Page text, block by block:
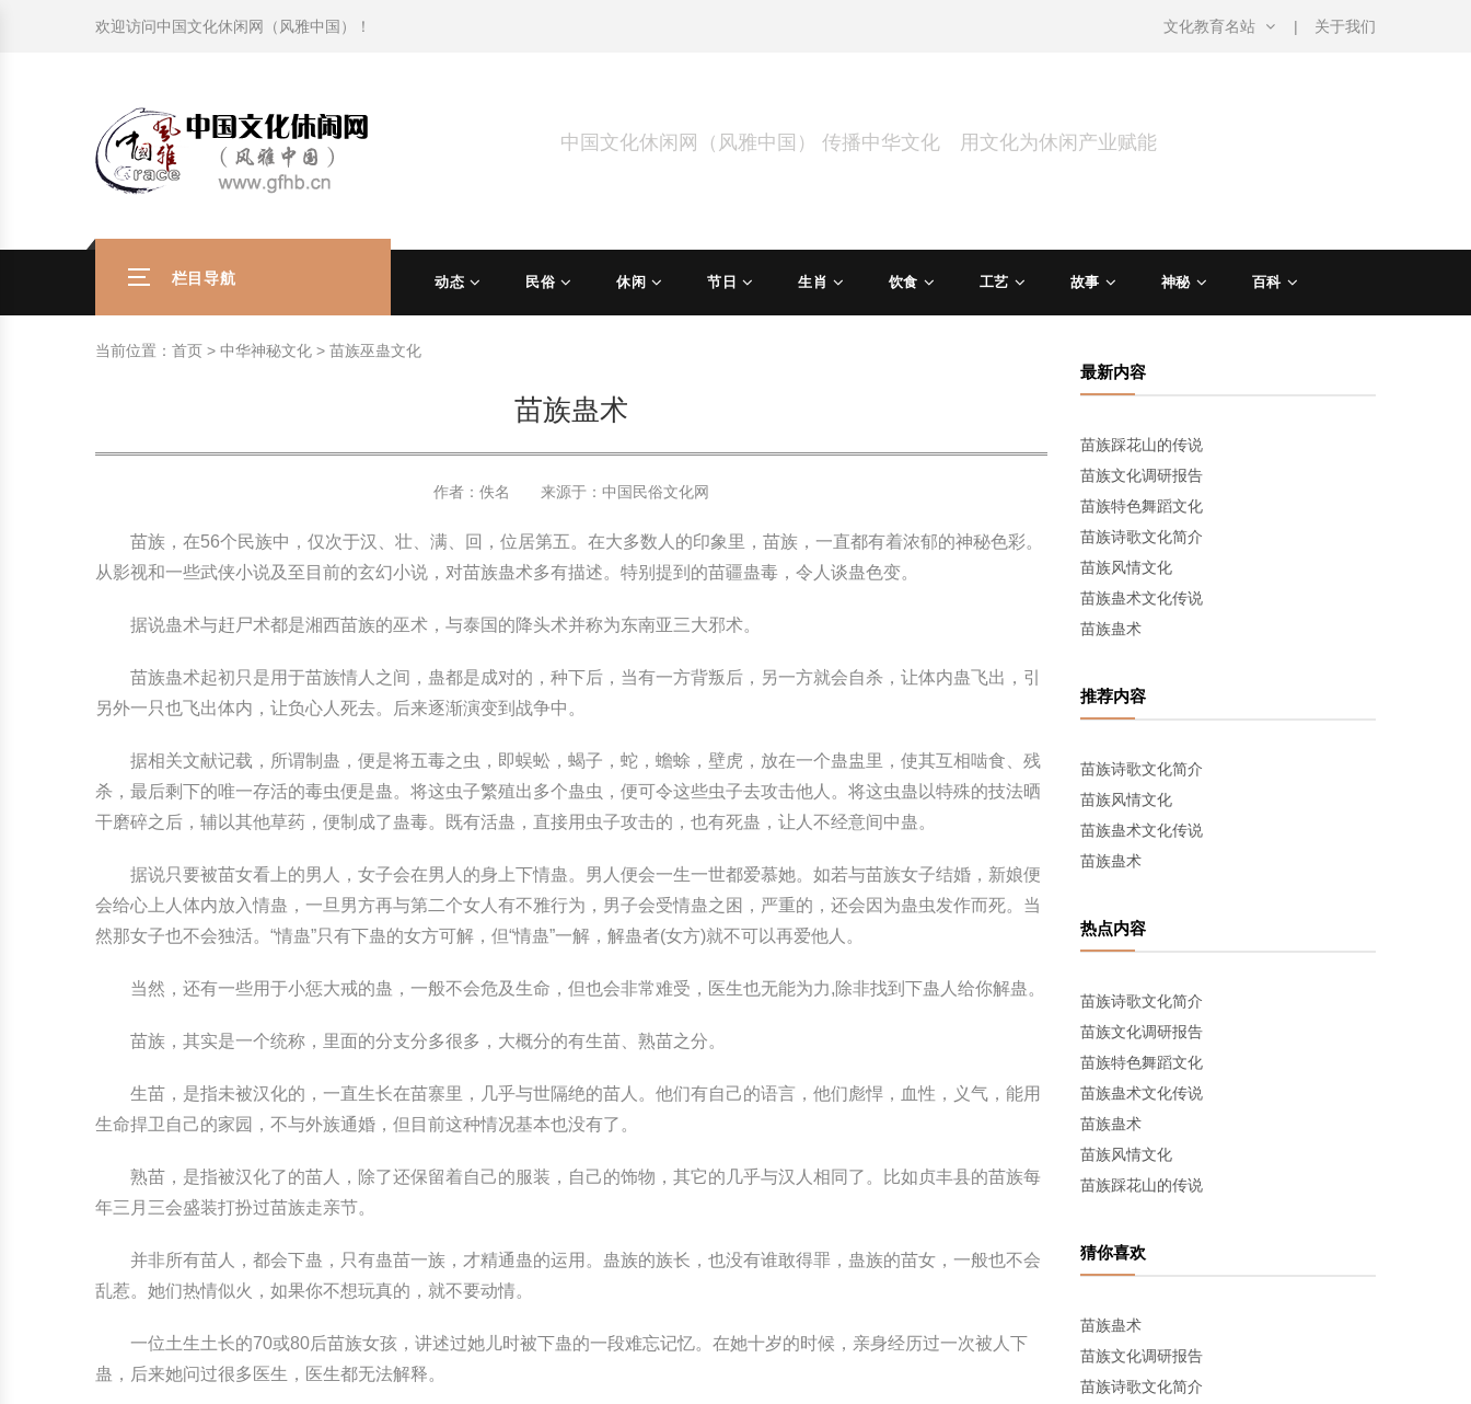
社会热点新闻
中华民俗礼仪
中国民俗趣谈
中华姓氏文化
中国民俗禁忌
中国传统服饰
文化休闲产业研究
非物质文化遗产
政策法律法规
旅游出行知识
国外传统节日
国外饮食文化
漆器
外国民间故事
中国风水文化
中国宗教文化
苗族巫蛊文化
中国性文化
校园文化建设知识
学习力教育知识
教育名家
社会热点新闻
中华民俗礼仪
中国民俗趣谈
中华姓氏文化
中国民俗禁忌
中国传统服饰
文化休闲产业研究
非物质文化遗产
政策法律法规
旅游出行知识
国外传统节日
国外饮食文化
漆器
外国民间故事
中国风水文化
中国宗教文化
苗族巫蛊文化
中国性文化
校园文化建设知识
学习力教育知识
教育名家
欢迎访问中国文化休闲网（风雅中国） ！ 文化教育名站 关于我们
中国文化休闲网（风雅中国） 传播中华文化 用文化为休闲产业赋能
栏目导航 动态 民俗 休闲 节日 生肖 饮食 工艺 故事 神秘 百科
当前位置： 首页 > 中华神秘文化 > 苗族巫蛊文化
苗族蛊术
作者：佚名 来源于： 中国民俗文化网
苗族，在56个民族中，仅次于汉、壮、满、回，位居第五。在大多数人的印象里，苗族，一直都有着浓郁的神秘色彩。
从影视和一些武侠小说及至目前的玄幻小说，对苗族蛊术多有描述。特别提到的苗疆蛊毒，令人谈蛊色变。
据说蛊术与赶尸术都是湘西苗族的巫术，与泰国的降头术并称为东南亚三大邪术。
苗族蛊术起初只是用于苗族情人之间，蛊都是成对的，种下后，当有一方背叛后，另一方就会自杀，让体内蛊飞出，引
另外一只也飞出体内，让负心人死去。后来逐渐演变到战争中。
据相关文献记载，所谓制蛊，便是将五毒之虫，即蜈蚣，蝎子，蛇，蟾蜍，壁虎，放在一个蛊盅里，使其互相啮食、残
杀，最后剩下的唯一存活的毒虫便是蛊。将这虫子繁殖出多个蛊虫，便可令这些虫子去攻击他人。将这虫蛊以特殊的技法晒
干磨碎之后，辅以其他草药，便制成了蛊毒。既有活蛊，直接用虫子攻击的，也有死蛊，让人不经意间中蛊。
据说只要被苗女看上的男人，女子会在男人的身上下情蛊。男人便会一生一世都爱慕她。如若与苗族女子结婚，新娘便
会给心上人体内放入情蛊，一旦男方再与第二个女人有不雅行为，男子会受情蛊之困，严重的，还会因为蛊虫发作而死。当
然那女子也不会独活。“情蛊”只有下蛊的女方可解，但“情蛊”一解，解蛊者(女方)就不可以再爱他人。
当然，还有一些用于小惩大戒的蛊，一般不会危及生命，但也会非常难受，医生也无能为力,除非找到下蛊人给你解蛊。
苗族，其实是一个统称，里面的分支分多很多，大概分的有生苗、熟苗之分。
生苗，是指未被汉化的，一直生长在苗寨里，几乎与世隔绝的苗人。他们有自己的语言，他们彪悍，血性，义气，能用
生命捍卫自己的家园，不与外族通婚，但目前这种情况基本也没有了。
熟苗，是指被汉化了的苗人，除了还保留着自己的服装，自己的饰物，其它的几乎与汉人相同了。比如贞丰县的苗族每
年三月三会盛装打扮过苗族走亲节。
并非所有苗人，都会下蛊，只有蛊苗一族，才精通蛊的运用。蛊族的族长，也没有谁敢得罪，蛊族的苗女，一般也不会
乱惹。她们热情似火，如果你不想玩真的，就不要动情。
一位土生土长的70或80后苗族女孩，讲述过她儿时被下蛊的一段难忘记忆。在她十岁的时候，亲身经历过一次被人下
蛊，后来她问过很多医生，医生都无法解释。
最新内容
苗族踩花山的传说
苗族文化调研报告
苗族特色舞蹈文化
苗族诗歌文化简介
苗族风情文化
苗族蛊术文化传说
苗族蛊术
推荐内容
苗族诗歌文化简介
苗族风情文化
苗族蛊术文化传说
苗族蛊术
热点内容
苗族诗歌文化简介
苗族文化调研报告
苗族特色舞蹈文化
苗族蛊术文化传说
苗族蛊术
苗族风情文化
苗族踩花山的传说
猜你喜欢
苗族蛊术
苗族文化调研报告
苗族诗歌文化简介